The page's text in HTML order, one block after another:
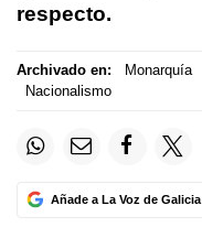
respecto.
Archivado en: Monarquía
Nacionalismo
Añade a La Voz de